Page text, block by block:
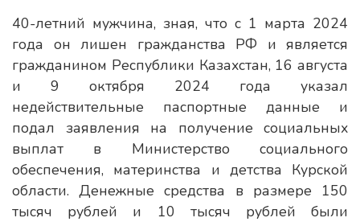
40-летний мужчина, зная, что с 1 марта 2024
года он лишен гражданства РФ и является
гражданином Республики Казахстан, 16 августа
и 9 октября 2024 года указал
недействительные паспортные данные и
подал заявления на получение социальных
выплат в Министерство социального
обеспечения, материнства и детства Курской
области. Денежные средства в размере 150
тысяч рублей и 10 тысяч рублей были